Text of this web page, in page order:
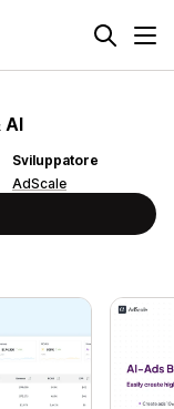
AI
Sviluppatore
AdScale